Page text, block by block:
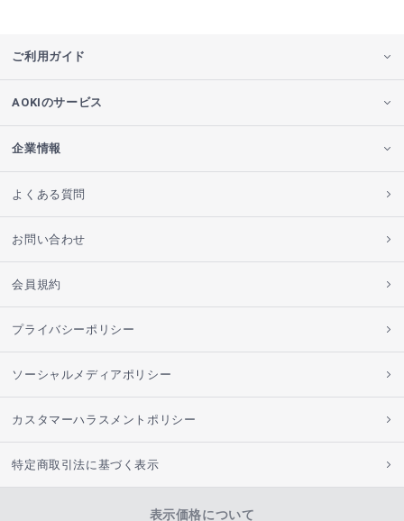
ご利用ガイド
AOKIのサービス
企業情報
よくある質問
お問い合わせ
会員規約
プライバシーポリシー
ソーシャルメディアポリシー
カスタマーハラスメントポリシー
特定商取引法に基づく表示
表示価格について